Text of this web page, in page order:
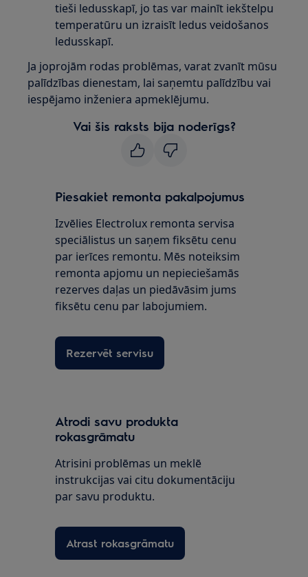
tieši ledusskapī, jo tas var mainīt iekštelpu
temperatūru un izraisīt ledus veidošanos
ledusskapī.
Ja joprojām rodas problēmas, varat zvanīt mūsu
palīdzības dienestam, lai saņemtu palīdzību vai
iespējamo inženiera apmeklējumu.
Vai šis raksts bija noderīgs?
Piesakiet remonta pakalpojumus
Izvēlies Electrolux remonta servisa
speciālistus un saņem fiksētu cenu
par ierīces remontu. Mēs noteiksim
remonta apjomu un nepieciešamās
rezerves daļas un piedāvāsim jums
fiksētu cenu par labojumiem.
Rezervēt servisu
Atrodi savu produkta
rokasgrāmatu
Atrisini problēmas un meklē
instrukcijas vai citu dokumentāciju
par savu produktu.
Atrast rokasgrāmatu